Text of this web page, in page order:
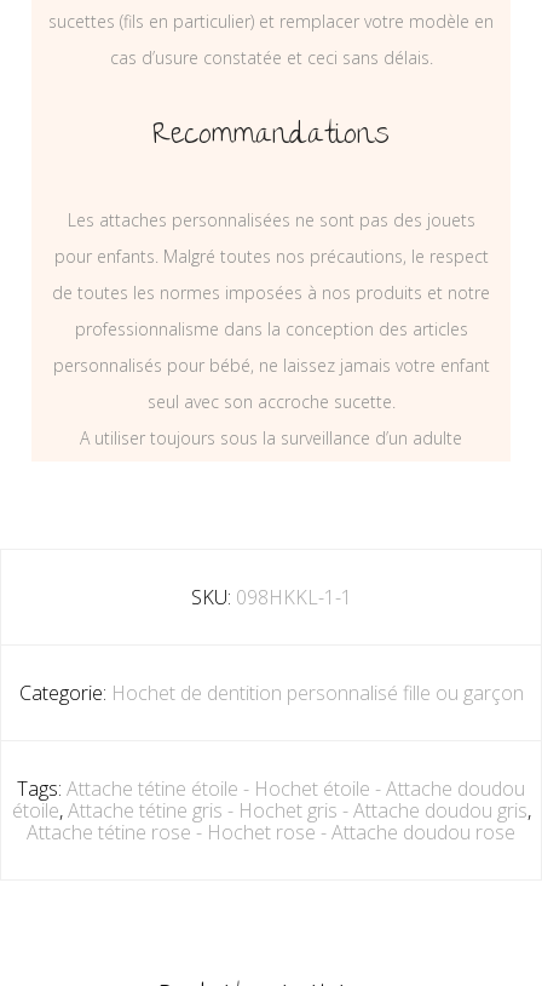
sucettes (fils en particulier) et remplacer votre modèle en
cas d’usure constatée et ceci sans délais.
Recommandations
Les attaches personnalisées ne sont pas des jouets
pour enfants. Malgré toutes nos précautions, le respect
de toutes les normes imposées à nos produits et notre
professionnalisme dans la conception des articles
personnalisés pour bébé, ne laissez jamais votre enfant
seul avec son accroche sucette.
A utiliser toujours sous la surveillance d’un adulte
SKU: 098HKKL-1-1
Categorie: Hochet de dentition personnalisé fille ou garçon
Tags: Attache tétine étoile - Hochet étoile - Attache doudou
étoile,Attache tétine gris - Hochet gris - Attache doudou gris,
Attache tétine rose - Hochet rose - Attache doudou rose